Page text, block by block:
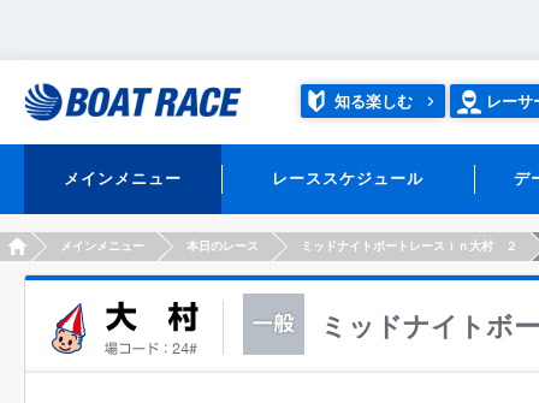
知る楽しむ レーサ
メインメニュー レーススケジュール デ
HOMEメインメニュー 本日のレース ミッドナイトボートレースｉｎ大村 ２
ミッドナイトボ